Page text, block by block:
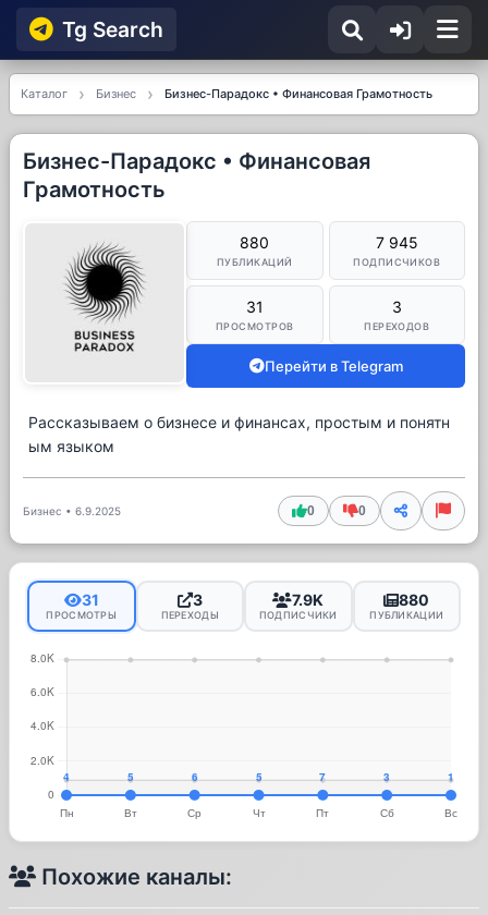
Tg Searсh
Каталог Бизнес Бизнес-Парадокс • Финансовая Грамотность
Бизнес-Парадокс • Финансовая
Грамотность
880
ПУБЛИКАЦИЙ
7 945
ПОДПИСЧИКОВ
31
ПРОСМОТРОВ
3
ПЕРЕХОДОВ
Перейти в Telegram
Рассказываем о бизнесе и финансах, простым и понятн
ым языком
Бизнес • 6.9.2025 0 0
31
ПРОСМОТРЫ
3
ПЕРЕХОДЫ
7.9K
ПОДПИСЧИКИ
880
ПУБЛИКАЦИИ
Похожие каналы: